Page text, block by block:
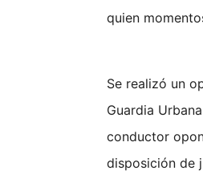
quien
Se realizó un
Guardia
conductor
disposición de